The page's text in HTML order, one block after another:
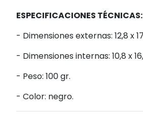
ESPECIFICACIONES TÉCNICAS:
- Dimensiones externas: 12,8 x
- Dimensiones internas: 10,8 x
- Peso: 100 gr.
- Color: negro.